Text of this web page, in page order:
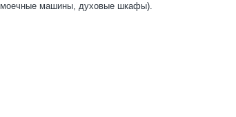
машины, духовые шкафы).